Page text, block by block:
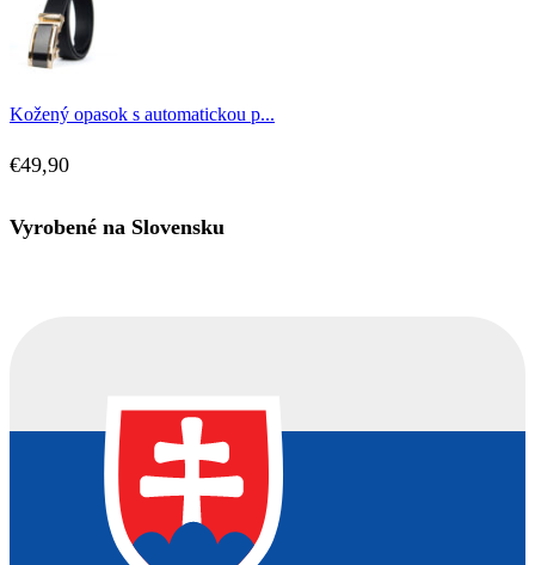
Kožený opasok s automatickou p...
€49,90
Vyrobené na Slovensku